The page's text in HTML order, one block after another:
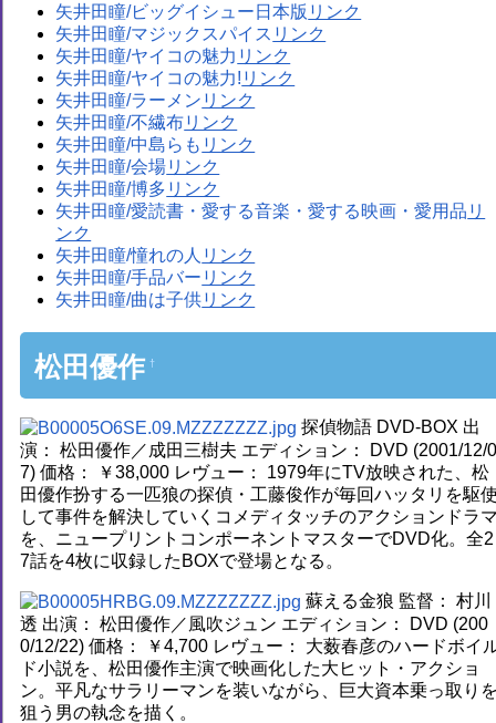
矢井田瞳/ビッグイシュー日本版
矢井田瞳/マジックスパイス
矢井田瞳/ヤイコの魅力
矢井田瞳/ヤイコの魅力!
矢井田瞳/ラーメン
矢井田瞳/不繊布
矢井田瞳/中島らも
矢井田瞳/会場
矢井田瞳/博多
矢井田瞳/愛読書・愛する音楽・愛する映画・愛用品
矢井田瞳/憧れの人
矢井田瞳/手品バー
矢井田瞳/曲は子供
松田優作 †
探偵物語 DVD-BOX 出
演： 松田優作／成田三樹夫 エディション： DVD (2001/12/
7) 価格： ￥38,000 レヴュー： 1979年にTV放映された、松
田優作扮する一匹狼の探偵・工藤俊作が毎回ハッタリを駆
して事件を解決していくコメディタッチのアクションドラ
を、ニュープリントコンポーネントマスターでDVD化。全2
7話を4枚に収録したBOXで登場となる。
蘇える金狼 監督： 村川
透 出演： 松田優作／風吹ジュン エディション： DVD (200
0/12/22) 価格： ￥4,700 レヴュー： 大薮春彦のハードボイ
ド小説を、松田優作主演で映画化した大ヒット・アクショ
ン。平凡なサラリーマンを装いながら、巨大資本乗っ取り
狙う男の執念を描く。